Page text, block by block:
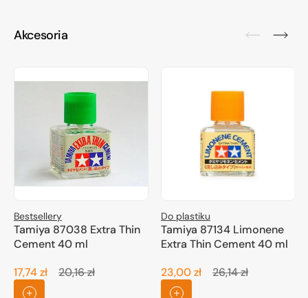
Akcesoria
Bestsellery
Tamiya 87038 Extra Thin
Cement 40 ml
Cena
promocyjna
17,74 zł
Cena
20,16 zł
Do plastiku
Tamiya 87134 Limonene
Extra Thin Cement 40 ml
Cena
promocyjna
23,00 zł
Cena
26,14 zł